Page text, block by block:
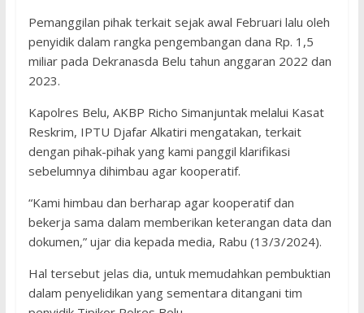
Pemanggilan pihak terkait sejak awal Februari lalu oleh
penyidik dalam rangka pengembangan dana Rp. 1,5
miliar pada Dekranasda Belu tahun anggaran 2022 dan
2023.
Kapolres Belu, AKBP Richo Simanjuntak melalui Kasat
Reskrim, IPTU Djafar Alkatiri mengatakan, terkait
dengan pihak-pihak yang kami panggil klarifikasi
sebelumnya dihimbau agar kooperatif.
“Kami himbau dan berharap agar kooperatif dan
bekerja sama dalam memberikan keterangan data dan
dokumen,” ujar dia kepada media, Rabu (13/3/2024).
Hal tersebut jelas dia, untuk memudahkan pembuktian
dalam penyelidikan yang sementara ditangani tim